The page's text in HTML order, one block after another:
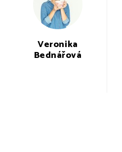
Veronika
Bednářová